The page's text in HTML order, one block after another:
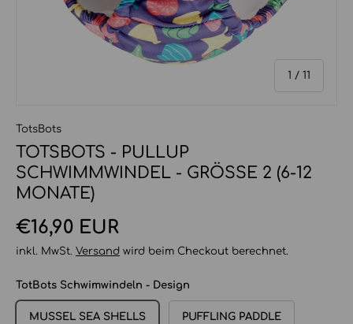
1 / von
11
TotsBots
TOTSBOTS - PULLUP
SCHWIMMWINDEL - GRÖSSE 2 (6-12 M
ONATE)
Normaler Preis
€16,90 EUR
inkl. MwSt. Versand wird beim Checkout berechnet.
TotBots Schwimwindeln - Design
MUSSEL SEA SHELLS PUFFLING PADDLE